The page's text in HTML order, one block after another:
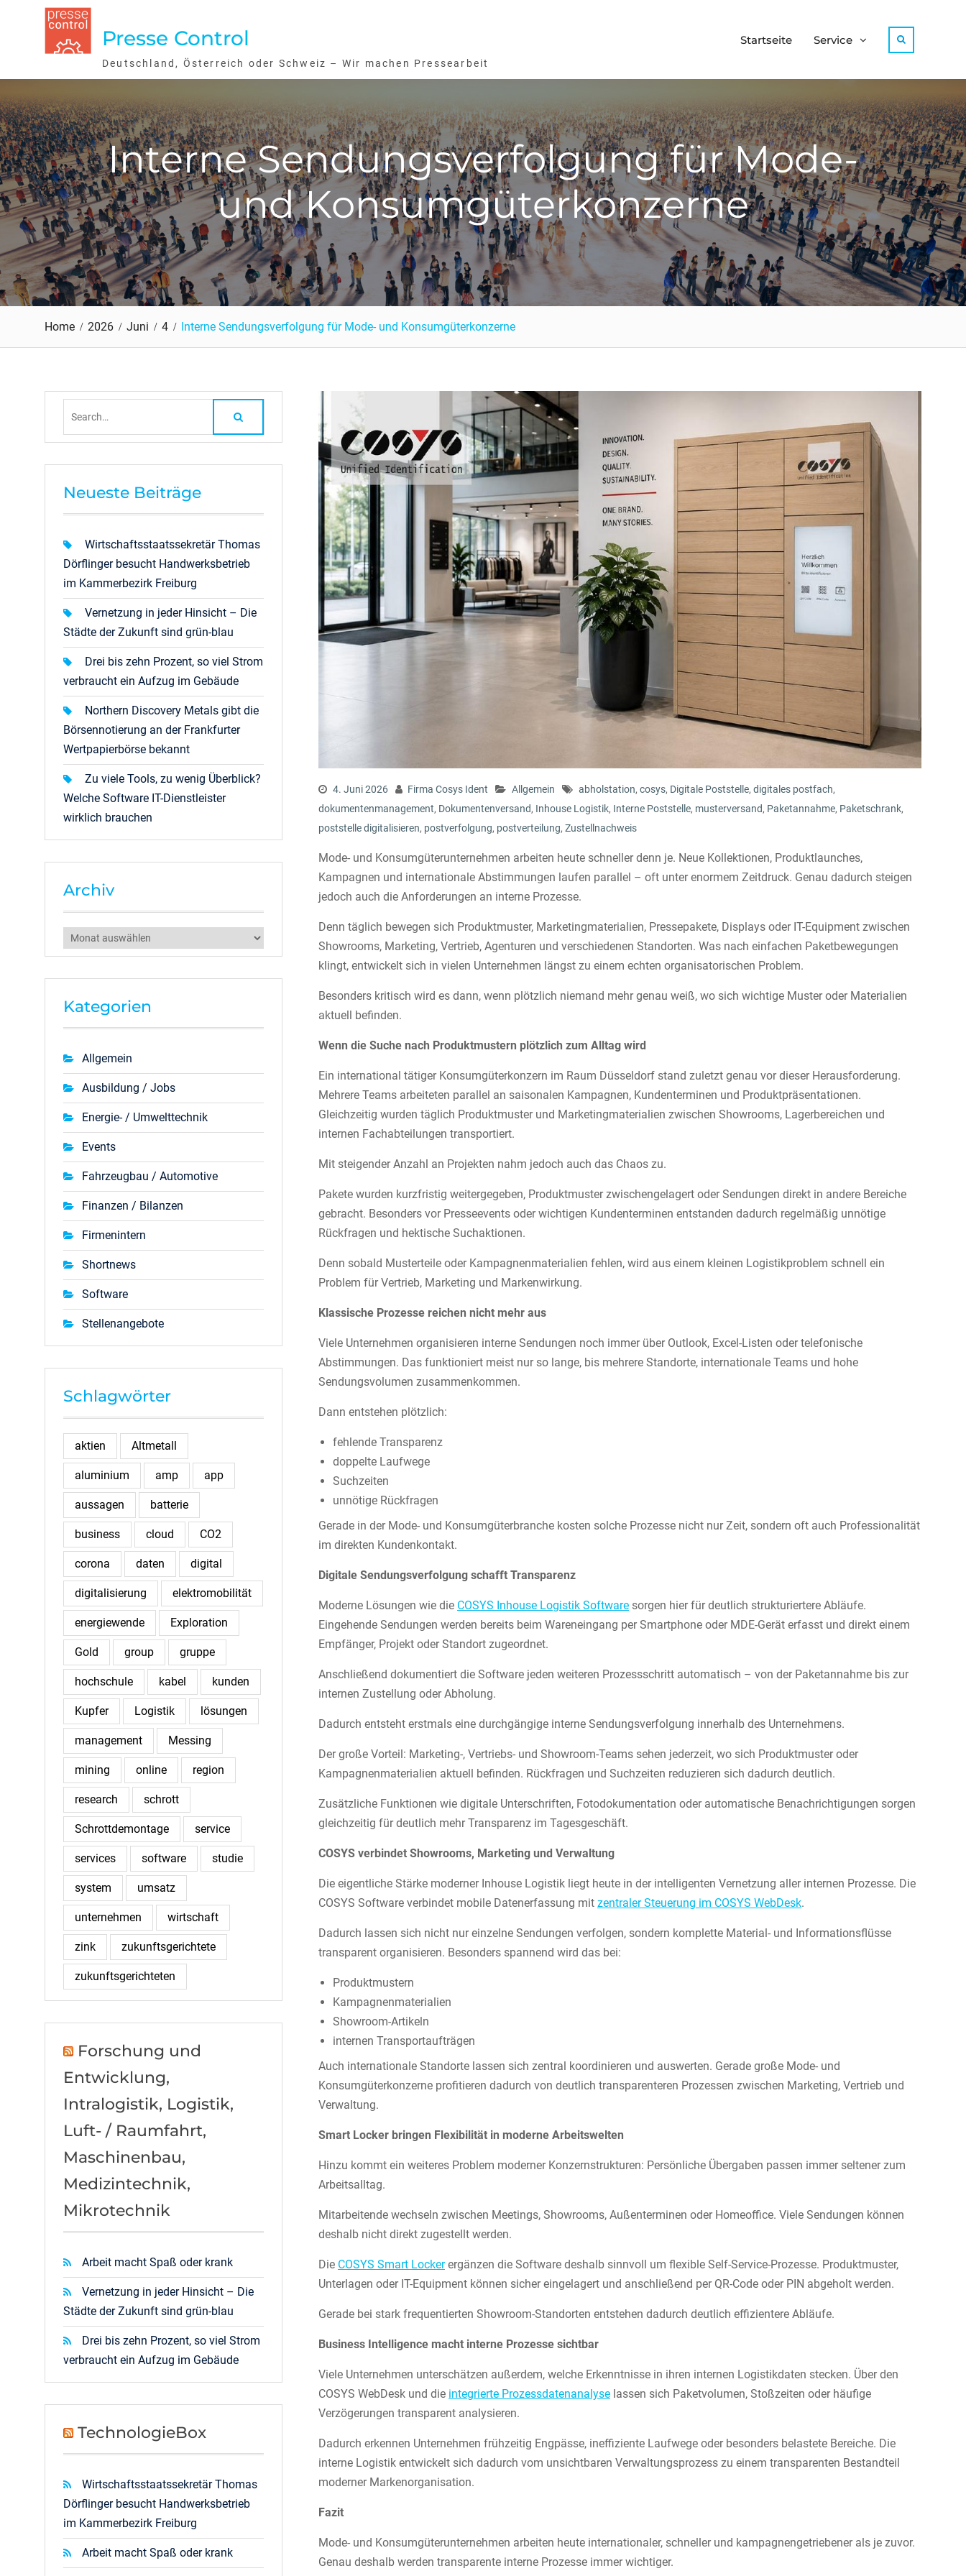
Presse Control
Deutschland, Österreich oder Schweiz – Wir machen Pressearbeit
Startseite Service
Interne Sendungsverfolgung für Mode-
und Konsumgüterkonzerne
Home 2026 Juni 4 Interne Sendungsverfolgung für Mode- und Konsumgüterkonzerne
4. Juni 2026 Firma Cosys Ident Allgemein abholstation, cosys, Digitale Poststelle, digitales postfach,
dokumentenmanagement, Dokumentenversand, Inhouse Logistik, Interne Poststelle, musterversand, Paketannahme, Paketschrank,
poststelle digitalisieren, postverfolgung, postverteilung, Zustellnachweis
Mode- und Konsumgüterunternehmen arbeiten heute schneller denn je. Neue Kollektionen, Produktlaunches,
Kampagnen und internationale Abstimmungen laufen parallel – oft unter enormem Zeitdruck. Genau dadurch steigen
jedoch auch die Anforderungen an interne Prozesse.
Denn täglich bewegen sich Produktmuster, Marketingmaterialien, Pressepakete, Displays oder IT-Equipment zwischen
Showrooms, Marketing, Vertrieb, Agenturen und verschiedenen Standorten. Was nach einfachen Paketbewegungen
klingt, entwickelt sich in vielen Unternehmen längst zu einem echten organisatorischen Problem.
Besonders kritisch wird es dann, wenn plötzlich niemand mehr genau weiß, wo sich wichtige Muster oder Materialien
aktuell befinden.
Wenn die Suche nach Produktmustern plötzlich zum Alltag wird
Ein international tätiger Konsumgüterkonzern im Raum Düsseldorf stand zuletzt genau vor dieser Herausforderung.
Mehrere Teams arbeiteten parallel an saisonalen Kampagnen, Kundenterminen und Produktpräsentationen.
Gleichzeitig wurden täglich Produktmuster und Marketingmaterialien zwischen Showrooms, Lagerbereichen und
internen Fachabteilungen transportiert.
Mit steigender Anzahl an Projekten nahm jedoch auch das Chaos zu.
Pakete wurden kurzfristig weitergegeben, Produktmuster zwischengelagert oder Sendungen direkt in andere Bereiche
gebracht. Besonders vor Presseevents oder wichtigen Kundenterminen entstanden dadurch regelmäßig unnötige
Rückfragen und hektische Suchaktionen.
Denn sobald Musterteile oder Kampagnenmaterialien fehlen, wird aus einem kleinen Logistikproblem schnell ein
Problem für Vertrieb, Marketing und Markenwirkung.
Klassische Prozesse reichen nicht mehr aus
Viele Unternehmen organisieren interne Sendungen noch immer über Outlook, Excel-Listen oder telefonische
Abstimmungen. Das funktioniert meist nur so lange, bis mehrere Standorte, internationale Teams und hohe
Sendungsvolumen zusammenkommen.
Dann entstehen plötzlich:
fehlende Transparenz
doppelte Laufwege
Suchzeiten
unnötige Rückfragen
Gerade in der Mode- und Konsumgüterbranche kosten solche Prozesse nicht nur Zeit, sondern oft auch Professionalität
im direkten Kundenkontakt.
Digitale Sendungsverfolgung schafft Transparenz
Moderne Lösungen wie die COSYS Inhouse Logistik Software sorgen hier für deutlich strukturiertere Abläufe.
Eingehende Sendungen werden bereits beim Wareneingang per Smartphone oder MDE-Gerät erfasst und direkt einem
Empfänger, Projekt oder Standort zugeordnet.
Anschließend dokumentiert die Software jeden weiteren Prozessschritt automatisch – von der Paketannahme bis zur
internen Zustellung oder Abholung.
Dadurch entsteht erstmals eine durchgängige interne Sendungsverfolgung innerhalb des Unternehmens.
Der große Vorteil: Marketing-, Vertriebs- und Showroom-Teams sehen jederzeit, wo sich Produktmuster oder
Kampagnenmaterialien aktuell befinden. Rückfragen und Suchzeiten reduzieren sich dadurch deutlich.
Zusätzliche Funktionen wie digitale Unterschriften, Fotodokumentation oder automatische Benachrichtigungen sorgen
gleichzeitig für deutlich mehr Transparenz im Tagesgeschäft.
COSYS verbindet Showrooms, Marketing und Verwaltung
Die eigentliche Stärke moderner Inhouse Logistik liegt heute in der intelligenten Vernetzung aller internen Prozesse. Die
COSYS Software verbindet mobile Datenerfassung mit zentraler Steuerung im COSYS WebDesk.
Dadurch lassen sich nicht nur einzelne Sendungen verfolgen, sondern komplette Material- und Informationsflüsse
transparent organisieren. Besonders spannend wird das bei:
Produktmustern
Kampagnenmaterialien
Showroom-Artikeln
internen Transportaufträgen
Auch internationale Standorte lassen sich zentral koordinieren und auswerten. Gerade große Mode- und
Konsumgüterkonzerne profitieren dadurch von deutlich transparenteren Prozessen zwischen Marketing, Vertrieb und
Verwaltung.
Smart Locker bringen Flexibilität in moderne Arbeitswelten
Hinzu kommt ein weiteres Problem moderner Konzernstrukturen: Persönliche Übergaben passen immer seltener zum
Arbeitsalltag.
Mitarbeitende wechseln zwischen Meetings, Showrooms, Außenterminen oder Homeoffice. Viele Sendungen können
deshalb nicht direkt zugestellt werden.
Die COSYS Smart Lockerergänzen die Software deshalb sinnvoll um flexible Self-Service-Prozesse. Produktmuster,
Unterlagen oder IT-Equipment können sicher eingelagert und anschließend per QR-Code oder PIN abgeholt werden.
Gerade bei stark frequentierten Showroom-Standorten entstehen dadurch deutlich effizientere Abläufe.
Business Intelligence macht interne Prozesse sichtbar
Viele Unternehmen unterschätzen außerdem, welche Erkenntnisse in ihren internen Logistikdaten stecken. Über den
COSYS WebDesk und die integrierte Prozessdatenanalyse lassen sich Paketvolumen, Stoßzeiten oder häufige
Verzögerungen transparent analysieren.
Dadurch erkennen Unternehmen frühzeitig Engpässe, ineffiziente Laufwege oder besonders belastete Bereiche. Die
interne Logistik entwickelt sich dadurch vom unsichtbaren Verwaltungsprozess zu einem transparenten Bestandteil
moderner Markenorganisation.
Fazit
Mode- und Konsumgüterunternehmen arbeiten heute internationaler, schneller und kampagnengetriebener als je zuvor.
Genau deshalb werden transparente interne Prozesse immer wichtiger.
Neueste Beiträge
Wirtschaftsstaatssekretär Thomas
Dörflinger besucht Handwerksbetrieb
im Kammerbezirk Freiburg
Vernetzung in jeder Hinsicht – Die
Städte der Zukunft sind grün-blau
Drei bis zehn Prozent, so viel Strom
verbraucht ein Aufzug im Gebäude
Northern Discovery Metals gibt die
Börsennotierung an der Frankfurter
Wertpapierbörse bekannt
Zu viele Tools, zu wenig Überblick?
Welche Software IT-Dienstleister
wirklich brauchen
Archiv
Archiv
Kategorien
Allgemein
Ausbildung / Jobs
Energie- / Umwelttechnik
Events
Fahrzeugbau / Automotive
Finanzen / Bilanzen
Firmenintern
Shortnews
Software
Stellenangebote
Schlagwörter
aktien Altmetall
aluminium amp app
aussagen batterie
business cloud CO2
corona daten digital
digitalisierung elektromobilität
energiewende Exploration
Gold group gruppe
hochschule kabel kunden
Kupfer Logistik lösungen
management Messing
mining online region
research schrott
Schrottdemontage service
services software studie
system umsatz
unternehmen wirtschaft
zink zukunftsgerichtete
zukunftsgerichteten
Forschung und
Entwicklung,
Intralogistik, Logistik,
Luft- / Raumfahrt,
Maschinenbau,
Medizintechnik,
Mikrotechnik
Arbeit macht Spaß oder krank
Vernetzung in jeder Hinsicht – Die
Städte der Zukunft sind grün-blau
Drei bis zehn Prozent, so viel Strom
verbraucht ein Aufzug im Gebäude
TechnologieBox
Wirtschaftsstaatssekretär Thomas
Dörflinger besucht Handwerksbetrieb
im Kammerbezirk Freiburg
Arbeit macht Spaß oder krank